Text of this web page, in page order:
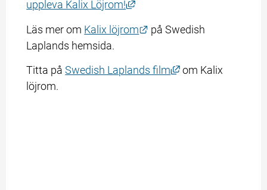
uppleva Kalix Löjrom! Länk till annan webbplats,
Läs mer om Kalix löjrom Länk till annan
på Swedish
Laplands hemsida.
Titta på Swedish Laplands film Länk till annan
om Kalix
löjrom.